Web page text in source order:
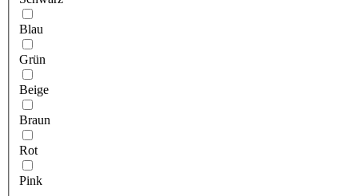
Blau
Grün
Beige
Braun
Rot
Pink